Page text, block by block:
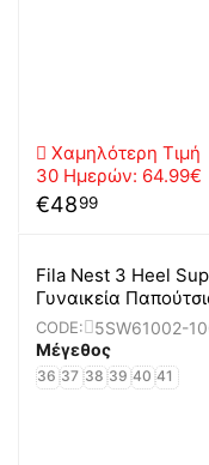
Χαμηλότερη Τιμή
30 Ημερών: 64.99€
€4899
Fila Nest 3 Heel
Γυναικεία
CODE:
5SW61002-
Μέγεθος
36 37 38 39 40 41